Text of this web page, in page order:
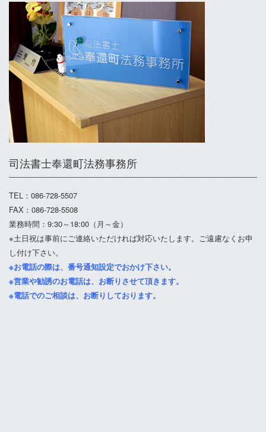
司法書士奉還町法務事務所
TEL：086-728-5507
FAX：086-728-5508
業務時間：9:30～18:00（月～金）
※土日祝は事前にご連絡いただければ対応いたします。ご遠慮なくお申
し付け下さい。
※お電話の際は、番号通知設定でおかけ下さい。
※営業や勧誘のお電話は、お断りさせて頂きます。
※電話でのご相談は、お断りしております。